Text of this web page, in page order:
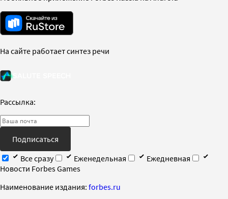
На сайте работает синтез речи
Рассылка:
Подписаться
Все сразу
Еженедельная
Ежедневная
Новости Forbes Games
Наименование издания: forbes.ru